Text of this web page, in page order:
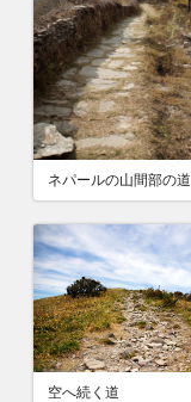
ネパールの山間部の道
空へ続く道